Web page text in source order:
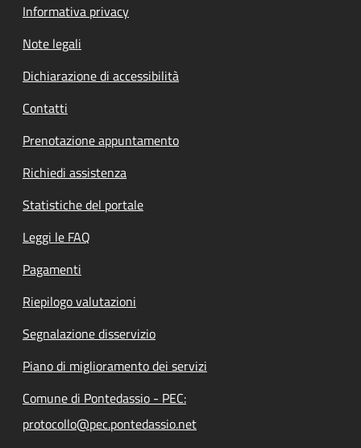
Informativa privacy
Note legali
Dichiarazione di accessibilità
Contatti
Prenotazione appuntamento
Richiedi assistenza
Statistiche del portale
Leggi le FAQ
Pagamenti
Riepilogo valutazioni
Segnalazione disservizio
Piano di miglioramento dei servizi
Comune di Pontedassio - PEC:
protocollo@pec.pontedassio.net